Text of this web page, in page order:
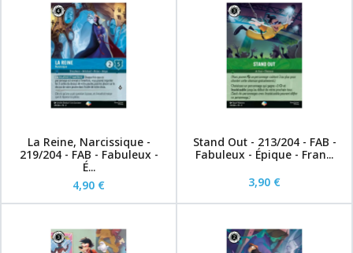
La Reine, Narcissique -
219/204 - FAB - Fabuleux -
É...
4,90 €
Stand Out - 213/204 - FAB -
Fabuleux - Épique - Fran...
3,90 €